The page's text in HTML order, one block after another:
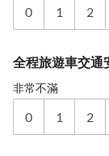
0 1 2
全程旅遊車交通
非常不滿
0 1 2